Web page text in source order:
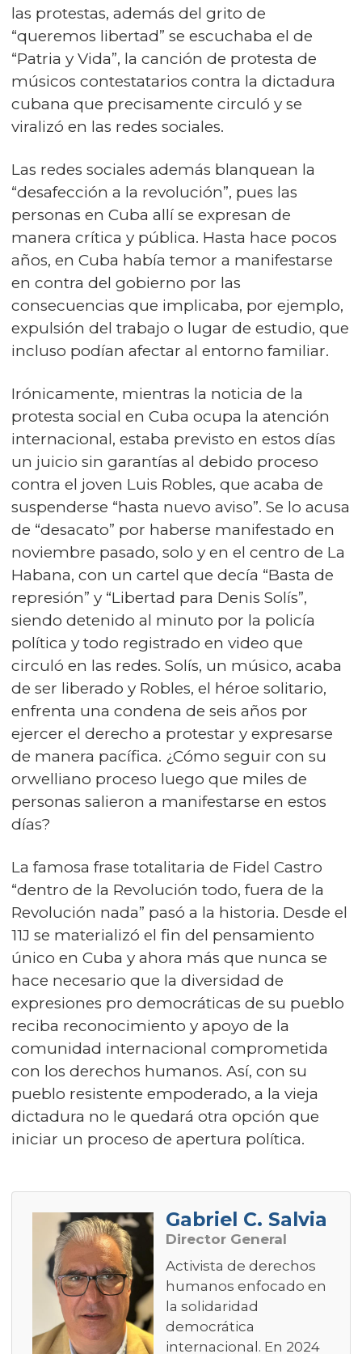
las protestas, además del grito de
“queremos libertad” se escuchaba el de
“Patria y Vida”, la canción de protesta de
músicos contestatarios contra la dictadura
cubana que precisamente circuló y se
viralizó en las redes sociales.
Las redes sociales además blanquean la
“desafección a la revolución”, pues las
personas en Cuba allí se expresan de
manera crítica y pública. Hasta hace pocos
años, en Cuba había temor a manifestarse
en contra del gobierno por las
consecuencias que implicaba, por ejemplo,
expulsión del trabajo o lugar de estudio, que
incluso podían afectar al entorno familiar.
Irónicamente, mientras la noticia de la
protesta social en Cuba ocupa la atención
internacional, estaba previsto en estos días
un juicio sin garantías al debido proceso
contra el joven Luis Robles, que acaba de
suspenderse “hasta nuevo aviso”. Se lo acusa
de “desacato” por haberse manifestado en
noviembre pasado, solo y en el centro de La
Habana, con un cartel que decía “Basta de
represión” y “Libertad para Denis Solís”,
siendo detenido al minuto por la policía
política y todo registrado en video que
circuló en las redes. Solís, un músico, acaba
de ser liberado y Robles, el héroe solitario,
enfrenta una condena de seis años por
ejercer el derecho a protestar y expresarse
de manera pacífica. ¿Cómo seguir con su
orwelliano proceso luego que miles de
personas salieron a manifestarse en estos
días?
La famosa frase totalitaria de Fidel Castro
“dentro de la Revolución todo, fuera de la
Revolución nada” pasó a la historia. Desde el
11J se materializó el fin del pensamiento
único en Cuba y ahora más que nunca se
hace necesario que la diversidad de
expresiones pro democráticas de su pueblo
reciba reconocimiento y apoyo de la
comunidad internacional comprometida
con los derechos humanos. Así, con su
pueblo resistente empoderado, a la vieja
dictadura no le quedará otra opción que
iniciar un proceso de apertura política.
Gabriel C. Salvia
Director General
Activista de derechos
humanos enfocado en
la solidaridad
democrática
internacional. En 2024